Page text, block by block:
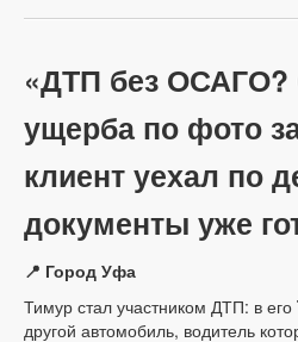
«ДТП без ОСАГО?
ущерба по фото
клиент уехал по
документы уже
📍 Город Уфа
Тимур стал участником ДТП: в его
другой автомобиль, водитель